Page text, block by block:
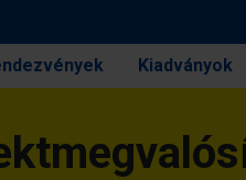
Kiadványok